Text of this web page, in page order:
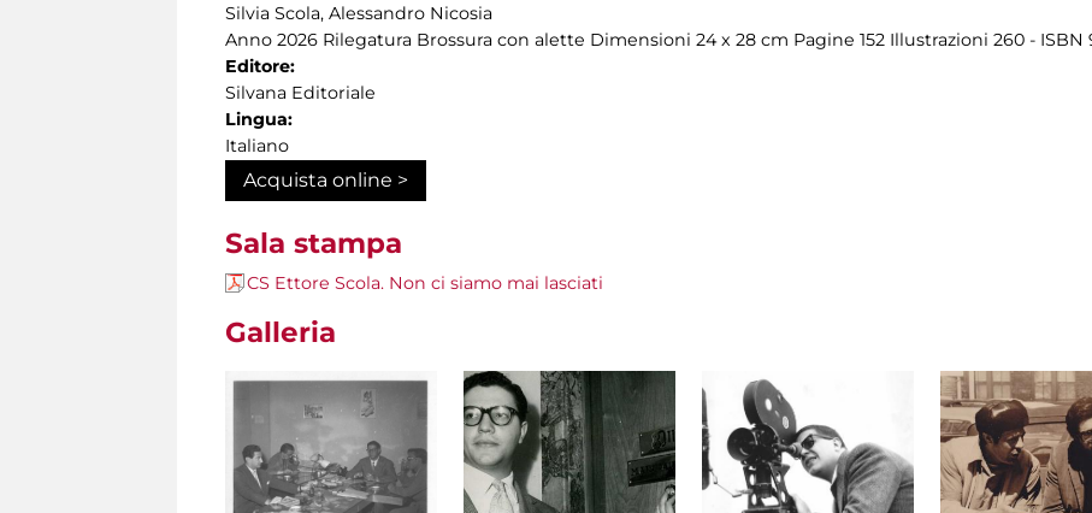
Silvia Scola, Alessandro Nicosia
Anno 2026 Rilegatura Brossura con alette Dimensioni 24 x 28 cm Pagine 152 Illustrazioni 260 - ISBN
Editore:
Silvana Editoriale
Lingua:
Italiano
Acquista online >
Sala stampa
CS Ettore Scola. Non ci siamo mai lasciati
Galleria